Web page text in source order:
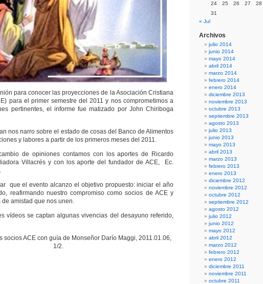
para conocer las proyecciones de la Asociación Cristiana
para el primer semestre del 2011 y nos comprometimos a
pertinentes, el informe fue matizado por John Chiriboga
nos narro sobre el estado de cosas del Banco de Alimentos
y labores a partir de los primeros meses del 2011.
de opiniones contamos con los aportes de Ricardo
Villacrés y con los aporte del fundador de ACE, Ec.
que el evento alcanzo el objetivo propuesto: iniciar el año
reafirmando nuestro compromiso como socios de ACE y
amistad que nos unen.
vídeos se captan algunas vivencias del desayuno referido,
socios ACE con guía de Monseñor Darío Maggi, 2011.01.06,
1/2.
24
25 26 27 28
31
« Jul
Archivos
julio 2014
junio 2014
mayo 2014
abril 2014
marzo 2014
febrero 2014
enero 2014
diciembre 2013
noviembre 2013
octubre 2013
septiembre 2013
agosto 2013
julio 2013
junio 2013
mayo 2013
abril 2013
marzo 2013
febrero 2013
enero 2013
diciembre 2012
noviembre 2012
octubre 2012
septiembre 2012
agosto 2012
julio 2012
junio 2012
mayo 2012
abril 2012
marzo 2012
febrero 2012
enero 2012
diciembre 2011
noviembre 2011
octubre 2011